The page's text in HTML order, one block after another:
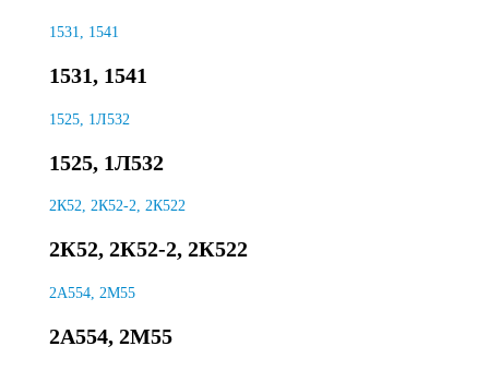
1531, 1541
1531, 1541
1525, 1Л532
1525, 1Л532
2К52, 2К52-2, 2К522
2К52, 2К52-2, 2К522
2А554, 2М55
2А554, 2М55